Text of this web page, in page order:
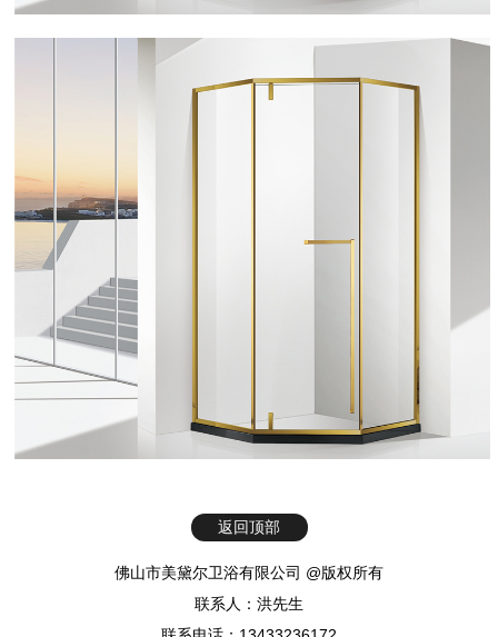
返回顶部
佛山市美黛尔卫浴有限公司 @版权所有
联系人：洪先生